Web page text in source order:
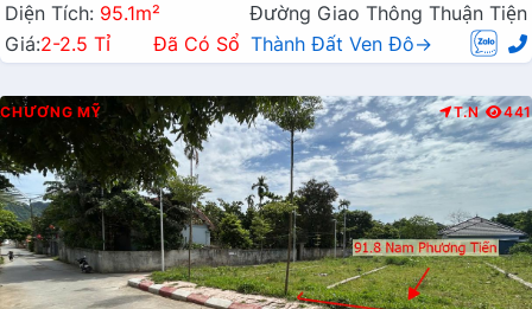
Diện Tích: 95.1m²
Đường Giao Thông Thuận Tiện
Giá:2-2.5 Tỉ Đã Có Sổ Thành Đất Ven Đô→
CHƯƠNG MỸ T.N 441